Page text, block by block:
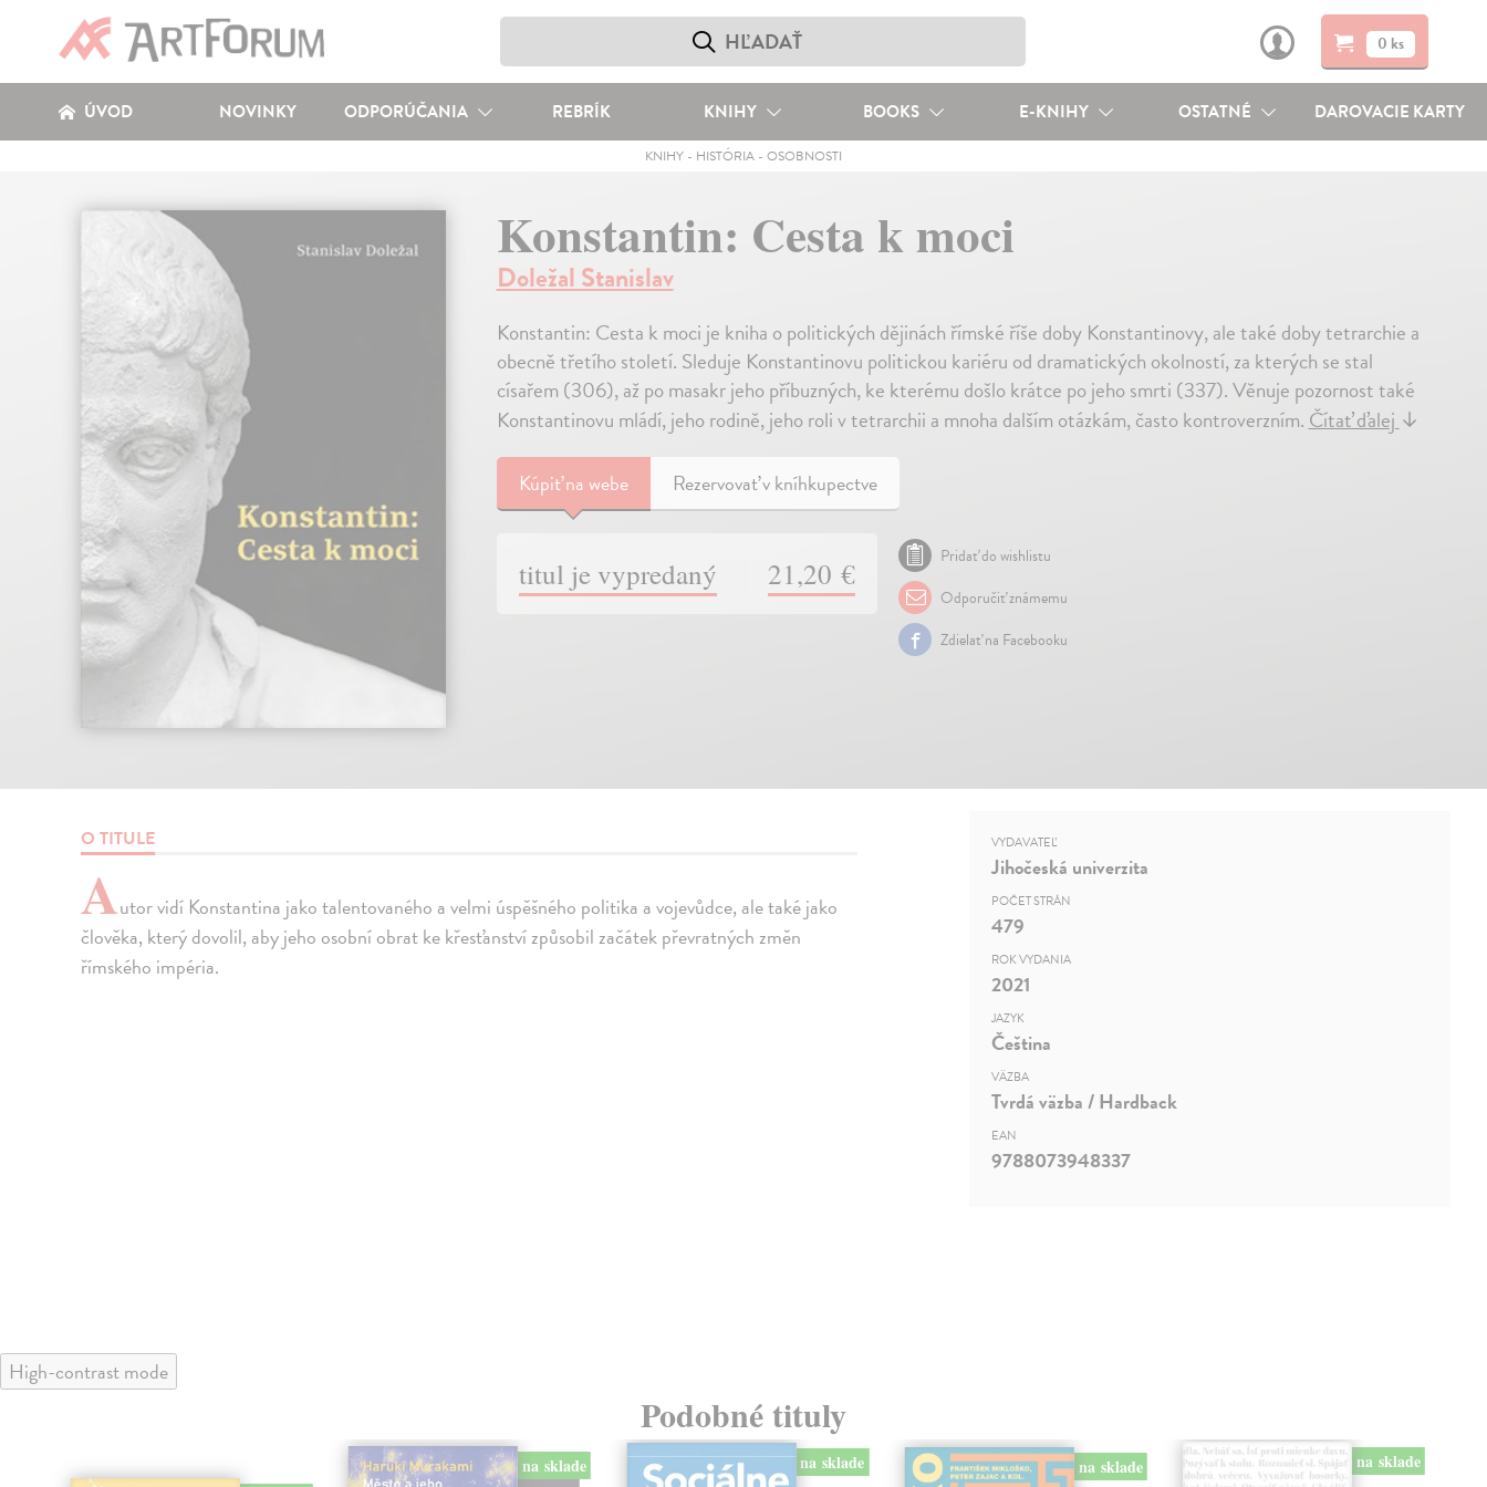
0 ks
ÚVOD NOVINKY ODPORÚČANIA REBRÍK KNIHY BOOKS E-KNIHY OSTATNÉ DAROVACIE KARTY
KNIHY- HISTÓRIA- OSOBNOSTI
Konstantin: Cesta k moci
Doležal Stanislav
Konstantin: Cesta k moci je kniha o politických dějinách římské říše doby Konstantinovy, ale také doby tetrarchie a
obecně třetího století. Sleduje Konstantinovu politickou kariéru od dramatických okolností, za kterých se stal
císařem (306), až po masakr jeho příbuzných, ke kterému došlo krátce po jeho smrti (337). Věnuje pozornost také
Konstantinovu mládí, jeho rodině, jeho roli v tetrarchii a mnoha dalším otázkám, často kontroverzním.Čítať ďalej↓
Kúpiťna webe Rezervovať v kníhkupectve
titul je vypredaný 21,20 €
Pridať do wishlistu
Odporučiť známemu
Zdielať na Facebooku
O TITULE
Autor vidí Konstantina jako talentovaného a velmi úspěšného politika a vojevůdce, ale také jako
člověka, který dovolil, aby jeho osobní obrat ke křesťanství způsobil začátek převratných změn
římského impéria.
VYDAVATEĽ
Jihočeská univerzita
POČET STRÁN
479
ROK VYDANIA
2021
JAZYK
Čeština
VÄZBA
Tvrdá väzba / Hardback
EAN
9788073948337
High-contrast mode
Podobné tituly
na sklade
na sklade na sklade na sklade